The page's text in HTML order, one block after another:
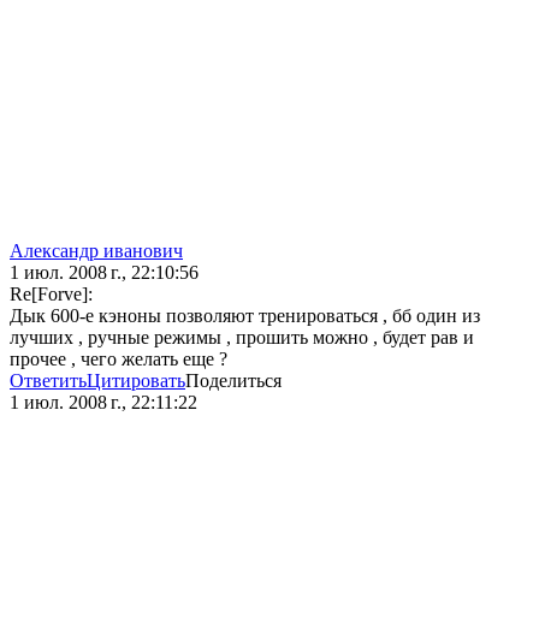
Александр иванович
1 июл. 2008 г., 22:10:56
Re[Forve]:
Дык 600-е кэноны позволяют тренироваться , бб один из
лучших , ручные режимы , прошить можно , будет рав и
прочее , чего желать еще ?
ОтветитьЦитироватьПоделиться
1 июл. 2008 г., 22:11:22